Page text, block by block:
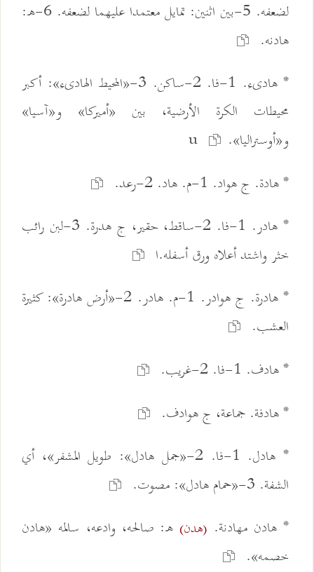
لضعفه. 5-بين اثنين: تمايل معتمدا عليهما لضعفه. 6-ه:
هادنه.
* هادىء. 1-فا. 2-ساكن. 3-«المحيط الهادىء»: أكبر
محيطات الكرة الأرضية، بين «أميركا» و«آسيا»
و«أوستراليا».u
* هادة. ج هواد. 1-م. هاد. 2-رعد.
* هادر. 1-فا. 2-ساقط، حقير، ج هدرة. 3-لبن رائب
خثر واشتد أعلاه ورق أسفله.ا
* هادرة. ج هوادر. 1-م. هادر. 2-«أرض هادرة»: كثيرة
العشب.
* هادف. 1-فا. 2-غريب.
* هادفة. جماعة، ج هوادف.
* هادل. 1-فا. 2-«جمل هادل»: طويل المشفر»، أي
الشفة. 3-«حمام هادل»: مصوت.
* هادن مهادنة. (هدن) ه: صالحه، وادعه، سالمه «هادن
خصمه».